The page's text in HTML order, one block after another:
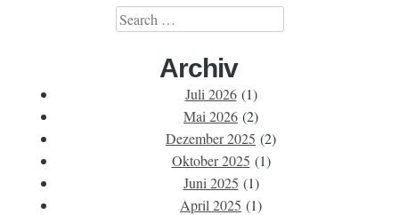
Search
Archiv
Juli 2026(1)
Mai 2026 (2)
Dezember 2025 (2)
Oktober 2025 (1)
Juni 2025 (1)
April 2025 (1)